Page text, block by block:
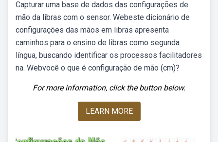
Capturar uma base de dados das configurações de
mão da libras com o sensor. Webeste dicionário de
configurações das mãos em libras apresenta
caminhos para o ensino de libras como segunda
língua, buscando identificar os processos facilitadores
na. Webvocê o que é configuração de mão (cm)?
For more information, click the button below.
LEARN MORE